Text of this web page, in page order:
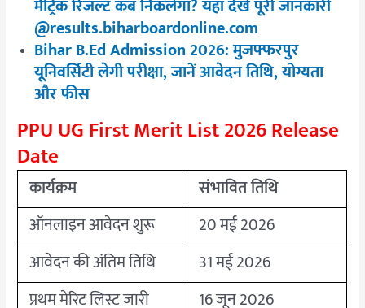
मैट्रिक रिजल्ट कब निकलेगा? यहाँ देखें पूरी जानकारी
@results.biharboardonline.com
Bihar B.Ed Admission 2026: मुजफ्फरपुर
यूनिवर्सिटी लेगी परीक्षा, जानें आवेदन तिथि, योग्यता
और फीस
PPU UG First Merit List 2026 Release
Date
कार्यक्रम
संभावित तिथि
ऑनलाइन आवेदन शुरू
20 मई 2026
आवेदन की अंतिम तिथि
31 मई 2026
प्रथम मेरिट लिस्ट जारी
16 जून 2026